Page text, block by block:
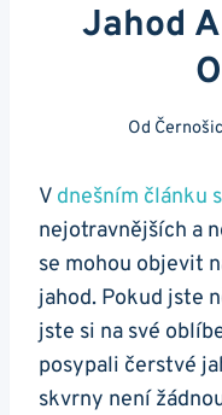
Jahod
Od
V dnešním článku
nejotravnějších a
se mohou objevit⁤
jahod.⁢ Pokud jste
jste si​ na své⁣
posypali ⁣čerstvé
skvrny není